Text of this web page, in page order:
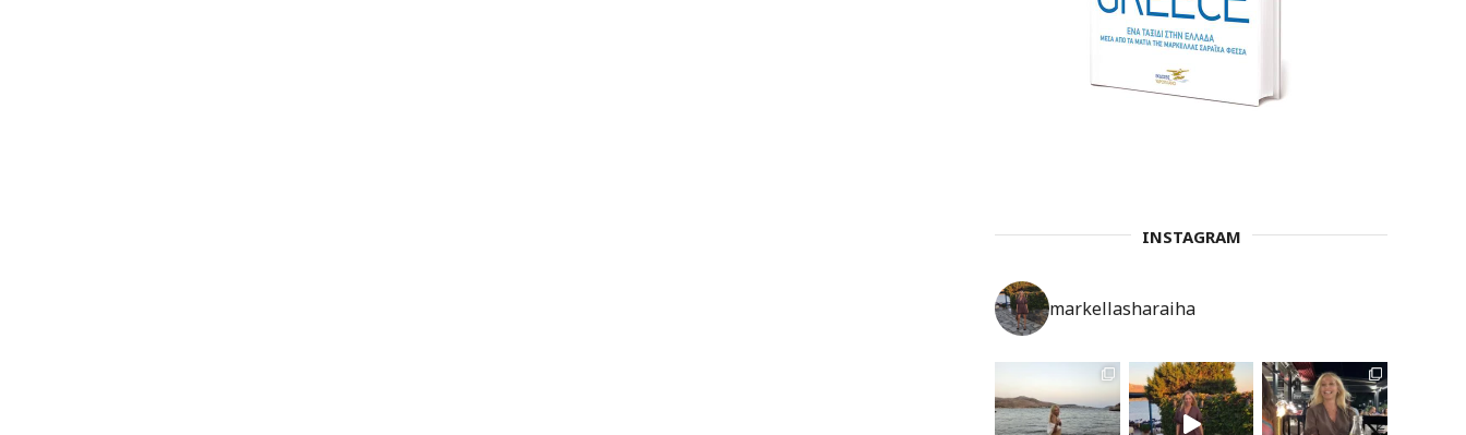
INSTAGRAM
markellasharaiha